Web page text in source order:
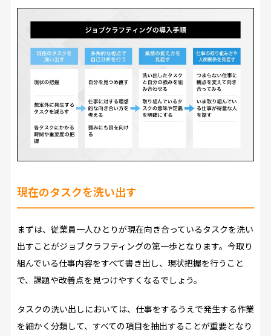
現在のタスクを洗い出す
まずは、従業員一人ひとりが現在向き合っているタスクを洗い
出すことがジョブクラフティングの第一歩となります。今取り
組んでいる仕事内容をすべて書き出し、現状把握を行うこと
で、課題や改善点を見つけやすくなるでしょう。
タスクの洗い出しにおいては、仕事をするうえで発生する作業
を細かく分類して、すべての項目を抽出することが重要となり